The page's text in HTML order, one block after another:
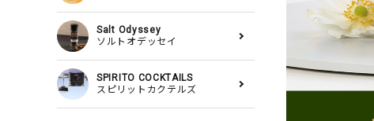
Salt Odyssey
ソルトオデッセイ
SPIRITO COCKTAILS
スピリットカクテルズ